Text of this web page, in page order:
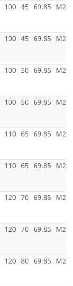
100 45 69.85
100 45 69.85
100 50 69.85
100 50 69.85
110 65 69.85
110 65 69.85
120 70 69.85
120 70 69.85
120 80 69.85